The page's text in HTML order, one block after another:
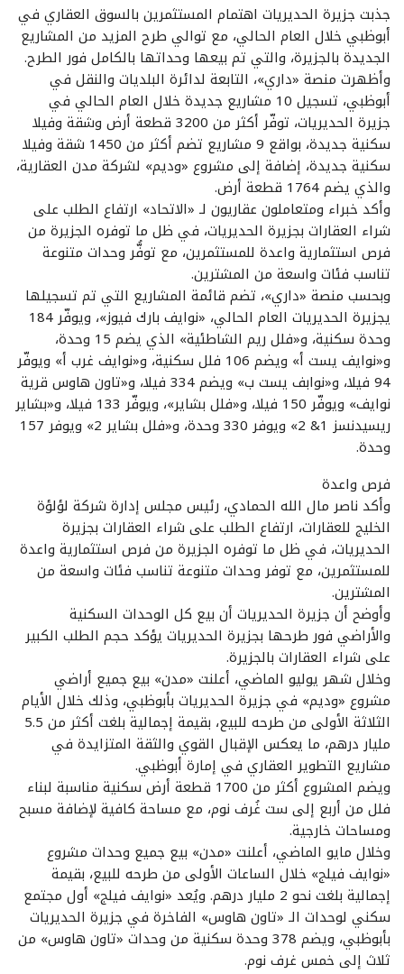
جذبت جزيرة الحديريات اهتمام المستثمرين بالسوق العقاري في
أبوظبي خلال العام الحالي، مع توالي طرح المزيد من المشاريع
الجديدة بالجزيرة، والتي تم بيعها وحداتها بالكامل فور الطرح.
وأظهرت منصة «داري»، التابعة لدائرة البلديات والنقل في
أبوظبي، تسجيل 10 مشاريع جديدة خلال العام الحالي في
جزيرة الحديريات، توفّر أكثر من 3200 قطعة أرض وشقة وفيلا
سكنية جديدة، بواقع 9 مشاريع تضم أكثر من 1450 شقة وفيلا
سكنية جديدة، إضافة إلى مشروع «وديم» لشركة مدن العقارية،
والذي يضم 1764 قطعة أرض.
وأكد خبراء ومتعاملون عقاريون لـ «الاتحاد» ارتفاع الطلب على
شراء العقارات بجزيرة الحديريات، في ظل ما توفره الجزيرة من
فرص استثمارية واعدة للمستثمرين، مع توفُّر وحدات متنوعة
تناسب فئات واسعة من المشترين.
وبحسب منصة «داري»، تضم قائمة المشاريع التي تم تسجيلها
يجزيرة الحديريات العام الحالي، «نوايف بارك فيوز»، ويوفّر 184
وحدة سكنية، و«فلل ريم الشاطئية» الذي يضم 15 وحدة،
و«نوايف يست أ» ويضم 106 فلل سكنية، و«نوايف غرب أ» ويوفّر
94 فيلا، و«نوابف يست ب» ويضم 334 فيلا، و«تاون هاوس قرية
نوايف» ويوفّر 150 فيلا، و«فلل بشاير»، ويوفّر 133 فيلا، و«بشاير
ريسيدنسز 1& 2» ويوفر 330 وحدة، و«فلل بشاير 2» ويوفر 157
وحدة.
فرص واعدة
وأكد ناصر مال الله الحمادي، رئيس مجلس إدارة شركة لؤلؤة
الخليج للعقارات، ارتفاع الطلب على شراء العقارات بجزيرة
الحديريات، في ظل ما توفره الجزيرة من فرص استثمارية واعدة
للمستثمرين، مع توفر وحدات متنوعة تناسب فئات واسعة من
المشترين.
وأوضح أن جزيرة الحديريات أن بيع كل الوحدات السكنية
والأراضي فور طرحها بجزيرة الحديريات يؤكد حجم الطلب الكبير
على شراء العقارات بالجزيرة.
وخلال شهر يوليو الماضي، أعلنت «مدن» بيع جميع أراضي
مشروع «وديم» في جزيرة الحديريات بأبوظبي، وذلك خلال الأيام
الثلاثة الأولى من طرحه للبيع، بقيمة إجمالية بلغت أكثر من 5.5
مليار درهم، ما يعكس الإقبال القوي والثقة المتزايدة في
مشاريع التطوير العقاري في إمارة أبوظبي.
ويضم المشروع أكثر من 1700 قطعة أرض سكنية مناسبة لبناء
فلل من أربع إلى ست غُرف نوم، مع مساحة كافية لإضافة مسبح
ومساحات خارجية.
وخلال مايو الماضي، أعلنت «مدن» بيع جميع وحدات مشروع
«نوايف فيلج» خلال الساعات الأولى من طرحه للبيع، بقيمة
إجمالية بلغت نحو 2 مليار درهم. ويُعد «نوايف فيلج» أول مجتمع
سكني لوحدات الـ «تاون هاوس» الفاخرة في جزيرة الحديريات
بأبوظبي، ويضم 378 وحدة سكنية من وحدات «تاون هاوس» من
ثلاث إلى خمس غرف نوم.